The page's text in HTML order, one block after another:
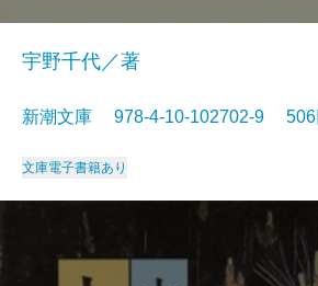
宇野千代／著
新潮文庫 978-4-10-102702-9
文庫電子書籍あり